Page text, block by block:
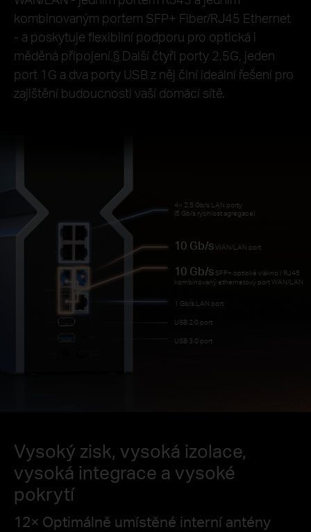
kombinovaným portem SFP+ Fiber/RJ45 Ethernet
- a poskytuje flexibilní podporu pro optická i
měděná připojení.§ Další čtyři porty 2,5G, jeden
port 1G a dva porty USB z něj činí ideální řešení pro
zajištění budoucnosti vaší domácí sítě.
4× 2.5 Gb/s LAN porty
(5 Gb/s rychlost agregace)
10 Gb/sWAN/LAN port
10 Gb/sSFP+ optické vlákno / RJ45
kombinovaný ethernetový port WAN/LAN
1 Gb/s LAN port
USB 2.0 port
USB 3.0 port
Vysoký zisk, vysoká izolace,
vysoká integrace a vysoké
pokrytí
12× Optimálně umístěné interní antény